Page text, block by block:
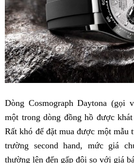
Dòng Cosmograph Daytona (gọi
một trong dòng đồng hồ được
Rất khó để đặt mua được một mẫu
trường second hand, mức giá
thường lên đến gấp đôi so với giá